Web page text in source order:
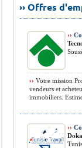
›› Offres
››
›› Votre mission
vendeurs et
immobiliers.
››